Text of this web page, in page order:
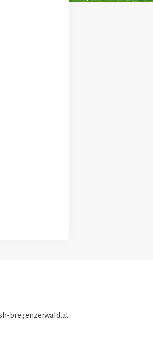
bregenzerwald.at